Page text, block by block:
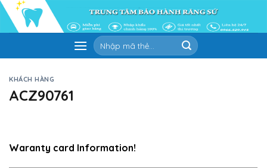
Skip
content
Tìm
kiếm:
KHÁCH HÀNG
ACZ90761
Waranty card Information!